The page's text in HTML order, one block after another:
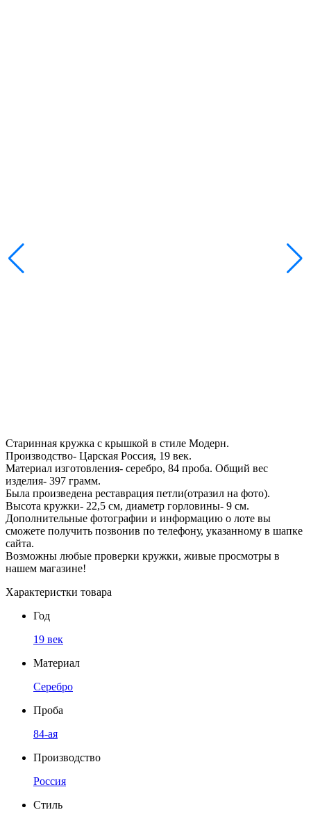
Старинная кружка с крышкой в стиле Модерн.
Производство- Царская Россия, 19 век.
Материал изготовления- серебро, 84 проба. Общий вес
изделия- 397 грамм.
Была произведена реставрация петли(отразил на фото).
Высота кружки- 22,5 см, диаметр горловины- 9 см.
Дополнительные фотографии и информацию о лоте вы
сможете получить позвонив по телефону, указанному в шапке
сайта.
Возможны любые проверки кружки, живые просмотры в
нашем магазине!
Характеристки товара
Год
19 век
Материал
Серебро
Проба
84-ая
Производство
Россия
Стиль